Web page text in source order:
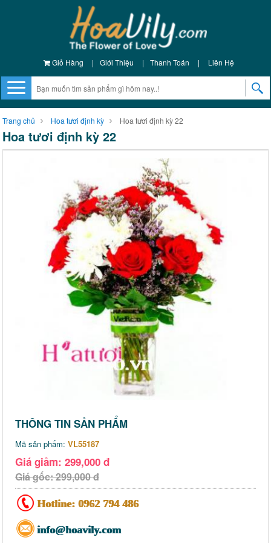
Giỏ Hàng | Giới Thiệu | Thanh Toán | Liên Hệ
Trang chủ Hoa tươi định kỳ Hoa tươi định kỳ 22
Hoa tươi định kỳ 22
THÔNG TIN SẢN PHẨM
Mã sản phẩm: VL55187
Giá giảm: 299,000 đ
Giá gốc: 299,000 đ
Hotline: 0962 794 486
info@hoavily.com